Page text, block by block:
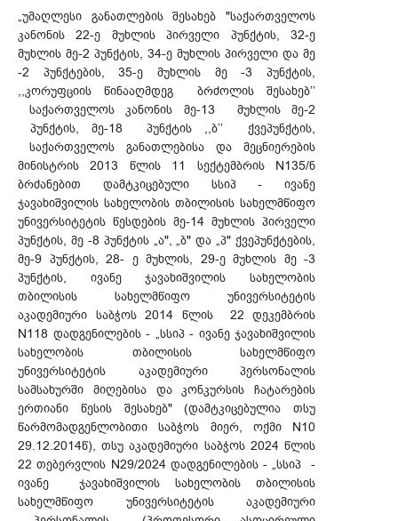
„უმაღლესი განათლების შესახებ "საქართველოს
კანონის 22-ე მუხლის პირველი პუნქტის, 32-ე
მუხლის მე-2 პუნქტის, 34-ე მუხლის პირველი და მე
-2 პუნქტების, 35-ე მუხლის მე -3 პუნქტის,
,,კორუფციის წინააღმდეგ ბრძოლის შესახებ’’
საქართველოს კანონის მე-13 მუხლის მე-2
პუნქტის, მე-18 პუნქტის ,,ბ’’ ქვეპუნქტის,
საქართველოს განათლებისა და მეცნიერების
მინისტრის 2013 წლის 11 სექტემბრის N135/ნ
ბრძანებით დამტკიცებული სსიპ - ივანე
ჯავახიშვილის სახელობის თბილისის სახელმწიფო
უნივერსიტეტის წესდების მე-14 მუხლის პირველი
პუნქტის, მე -8 პუნქტის „ა", „ბ" და „პ" ქვეპუნქტების,
მე-9 პუნქტის, 28- ე მუხლის, 29-ე მუხლის მე -3
პუნქტის, ივანე ჯავახიშვილის სახელობის
თბილისის სახელმწიფო უნივერსიტეტის
აკადემიური საბჭოს 2014 წლის 22 დეკემბრის
N118 დადგენილების - „სსიპ - ივანე ჯავახიშვილის
სახელობის თბილისის სახელმწიფო
უნივერსიტეტის აკადემიური პერსონალის
სამსახურში მიღებისა და კონკურსის ჩატარების
ერთიანი წესის შესახებ" (დამტკიცებულია თსუ
წარმომადგენლობითი საბჭოს მიერ, ოქმი N10
29.12.2014წ), თსუ აკადემიური საბჭოს 2024 წლის
22 თებერვლის N29/2024 დადგენილების - „სსიპ -
ივანე ჯავახიშვილის სახელობის თბილისის
სახელმწიფო უნივერსიტეტის აკადემიური